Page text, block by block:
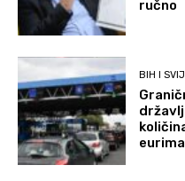
ručno
BIH I